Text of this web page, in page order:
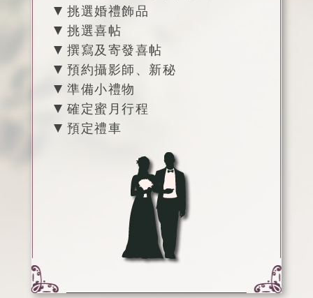
挑選婚禮飾品
挑選喜帖
撰寫及寄發喜帖
預約攝影師、新秘
準備小禮物
確定蜜月行程
預定禮車